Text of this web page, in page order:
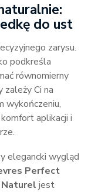
do ust
zarysu.
podkreśla
równomierny
zależy Ci na
wykończeniu,
aplikacji i
elegancki wygląd
Perfect
jest